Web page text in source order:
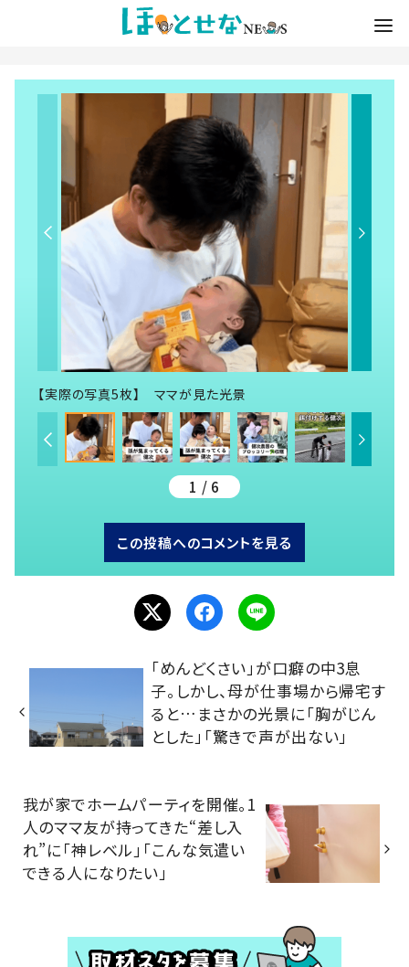
【実際の写真5枚】 ママが見た光景
1 / 6
この投稿へのコメントを見る
「めんどくさい」が口癖の中3息
子。しかし、母が仕事場から帰宅す
ると…まさかの光景に「胸がじん
とした」「驚きで声が出ない」
我が家でホームパーティを開催。1
人のママ友が持ってきた“差し入
れ”に「神レベル」「こんな気遣い
できる人になりたい」